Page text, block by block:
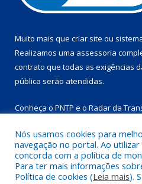
Muito mais que criar site ou
Realizamos uma assessoria
contrato que todas as exigências
pública serão atendidas.
Conheça o PNTP e o Radar da
Todos os direitos
Nós usamos cookies para
navegação no portal. Ao
concorda com a política de
Para ter mais informações
Política de cookies (Leia mais).